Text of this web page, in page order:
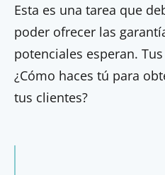
Esta es una tarea que
poder ofrecer las
potenciales esperan.
¿Cómo haces tú para
tus clientes?